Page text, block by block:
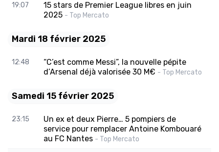
19:07
15 stars de Premier League libres en juin
2025 - Top Mercato
Mardi 18 février 2025
12:48
“C’est comme Messi”, la nouvelle pépite
d’Arsenal déjà valorisée 30 M€ - Top Mercato
Samedi 15 février 2025
23:15
Un ex et deux Pierre… 5 pompiers de
service pour remplacer Antoine Kombouaré
au FC Nantes - Top Mercato